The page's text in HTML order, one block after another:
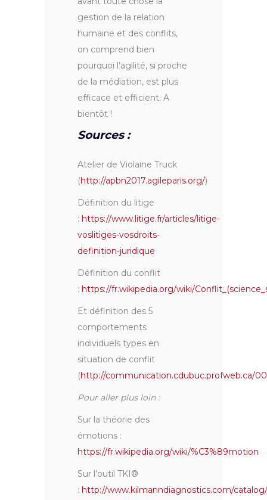
gestion de la relation
humaine et des conflits,
on comprend bien
pourquoi l’agilité, si proche
de la médiation, est plus
efficace et efficient. A
bientôt !
Sources :
Atelier de Violaine Truck
(http://apbn2017.agileparis.org/)
Définition du litige
: https://www.litige.fr/articles/litige-
voslitiges-vosdroits-
definition-juridique
Définition du conflit
: https://fr.wikipedia.org/wiki/
Et définition des 5
comportements
individuels types en
situation de conflit
(http://communication.cdubuc.profweb.ca/
Pour aller plus loin :
Sur la théorie des
émotions :
https://fr.wikipedia.org/wiki/%C3%89motion
Sur l’outil TKI®
: http://www.kilmanndiagnostics.com/